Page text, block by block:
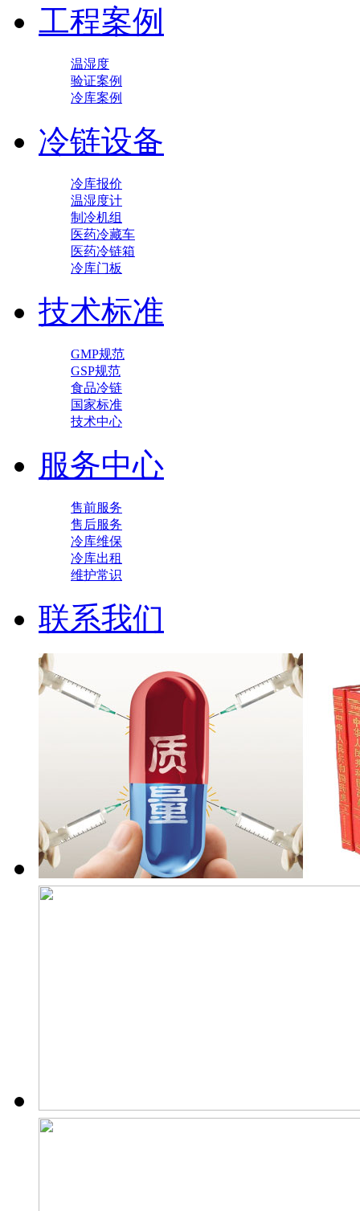
工程案例
温湿度
验证案例
冷库案例
冷链设备
冷库报价
温湿度计
制冷机组
医药冷藏车
医药冷链箱
冷库门板
技术标准
GMP规范
GSP规范
食品冷链
国家标准
技术中心
服务中心
售前服务
售后服务
冷库维保
冷库出租
维护常识
联系我们